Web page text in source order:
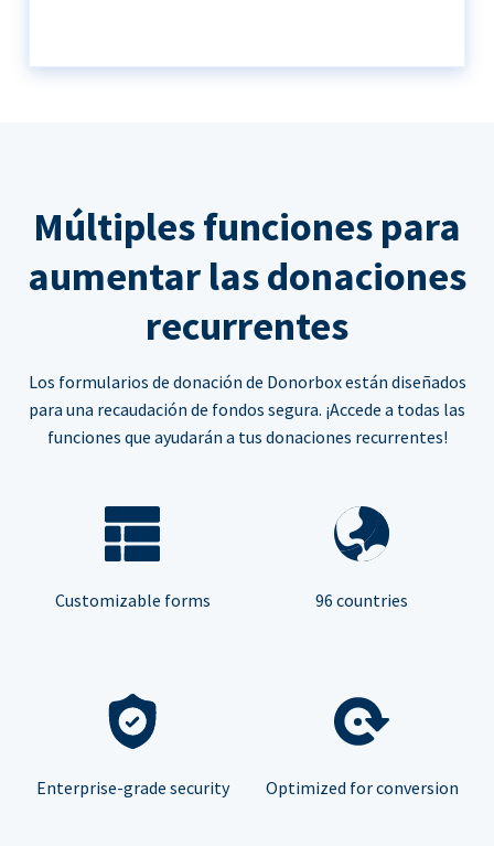
Múltiples funciones para
aumentar las donaciones
recurrentes
Los formularios de donación de Donorbox están diseñados
para una recaudación de fondos segura. ¡Accede a todas las
funciones que ayudarán a tus donaciones recurrentes!
Customizable forms 96 countries
Enterprise-grade security Optimized for conversion